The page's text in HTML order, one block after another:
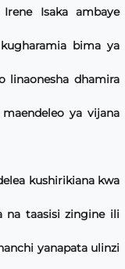
Isaka ambaye
bima ya
linaonesha dhamira
ya vijana
kushirikiana kwa
na taasisi zingine ili
yanapata ulinzi